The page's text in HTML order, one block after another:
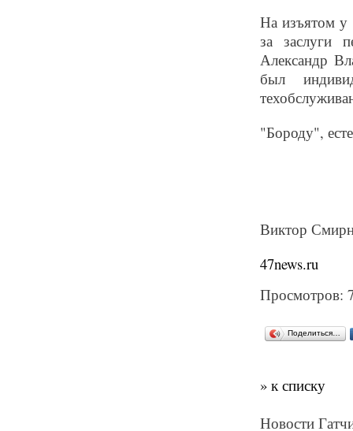
На изъятом у
за заслуги
Александр
был
"Бороду",
Виктор
47news.ru
Просмотров:
Поделиться…
» к списку
Новости